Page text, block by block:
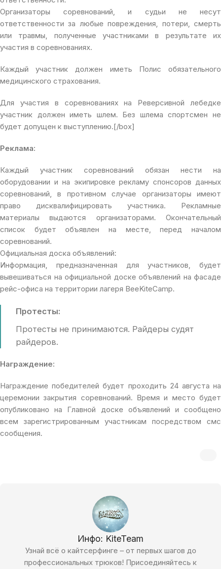
Организаторы соревнований, и судьи не несут
ответственности за любые повреждения, потери, смерть
или травмы, полученные участниками в результате их
участия в соревнованиях.
Каждый участник должен иметь Полис обязательного
медицинского страхования.
Для участия в соревнованиях на Реверсивной лебедке
участник должен иметь шлем. Без шлема спортсмен не
будет допущен к выступлению.[/box]
Реклама:
Каждый участник соревнований обязан нести на
оборудовании и на экипировке рекламу спонсоров данных
соревнований, в противном случае организаторы имеют
право дисквалифицировать участника. Рекламные
материалы выдаются организаторами. Окончательный
список будет объявлен на месте, перед началом
соревнований.
Официальная доска объявлений:
Информация, предназначенная для участников, будет
вывешиваться на официальной доске объявлений на фасаде
рейс-офиса на территории лагеря BeeKiteCamp.
Протесты:
Протесты не принимаются. Райдеры судят
райдеров.
Награждение:
Награждение победителей будет проходить 24 августа на
церемонии закрытия соревнований. Время и место будет
опубликовано на Главной доске объявлений и сообщено
всем зарегистрированным участникам посредством смс
сообщения.
Инфо: KiteTeam
Узнай всё о кайтсерфинге – от первых шагов до
профессиональных трюков! Присоединяйтесь к